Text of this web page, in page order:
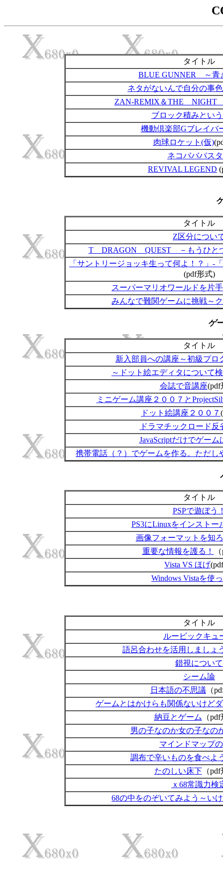
タイトル
BLUE GUNNER ～青
ネタがないんで自分の事
ZAN-REMIX＆THE
ブロック積みとい
機動倶楽部Gブレイバ
肉球ロケット(仮)
ネコバババス
REVIVAL LEGEND
タイトル
Z区分につい
T DRAGON QUEST －もうひと
「サントリージョッキ生って何よ！？」-
(pdf形式)
スーパーマリオワールドを片
みんなで難関ゲームに挑戦～
ゲ
タイトル
新入部員への講座～初級プロ
～ドット絵エディタについて
会誌で音講座(pdf
ミニゲーム講座２００７と
ドット絵講座２００７
ドラマチックロード反
JavaScriptだけでゲー
携帯電話（？）でゲームを作る。ただし
タイトル
PSPで遊ぼう
PS3にLinuxをインストー
画像フォーマットを知
重要な情報を護る！
Vista VS ほげ
Windows Vistaを使
タイトル
ルービックキュ
語呂合わせを活用しましょ
錯視について
シーム論
日本語の不思議 （
ゲームとはかけらも関係ないけど
納豆とゲーム （
男の子なのか女の子なの
マインドマップ
調布で辛いものを食べよ
たのしい床下（pdf
ｘ68常識力検
68の中をのぞいてみよう～い